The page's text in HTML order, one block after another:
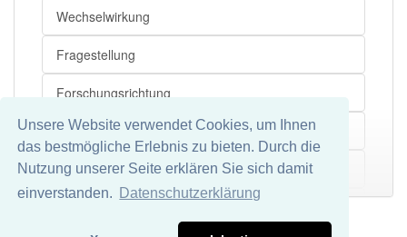
Unsere Website verwendet Cookies, um Ihnen
das bestmögliche Erlebnis zu bieten. Durch die
Nutzung unserer Seite erklären Sie sich damit
einverstanden.
Datenschutzerklärung
Wechselwirkung
Fragestellung
Forschungsrichtung
Weltregion
Hintergrund Mehr
Datenschutz